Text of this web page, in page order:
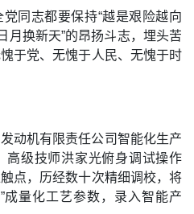
同志都要保持“越是艰险越向
月换新天”的昂扬斗志，埋头苦
于党、无愧于人民、无愧于时
动机有限责任公司智能化生产
高级技师洪家光俯身调试操作
点，历经数十次精细调校，将
成量化工艺参数，录入智能产